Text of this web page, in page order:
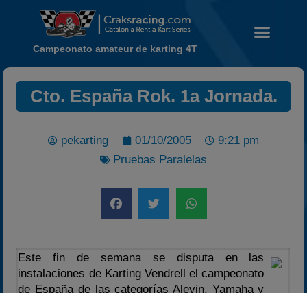
Noticias
Temporada 2026
2020-2021
Campeonato amateur de karting 4T
Cto. España Rok. 1a Jornada.
pekarting 01/10/2005
9:21 pm
Pruebas Paralelas
Este fin de semana se disputa en las
instalaciones de Karting Vendrell el campeonato
de España de las categorías Alevin, Yamaha y